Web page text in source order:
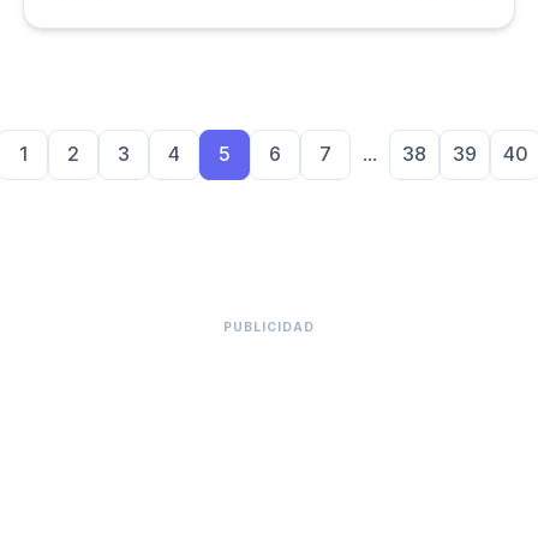
sostenimiento, donde recibirán 1SMMLV durante toda
1 2 3 4 5 6 7 ... 38 39 40
PUBLICIDAD